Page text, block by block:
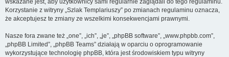
wskazane jest, aby użytkownicy sami regularnie zaglądali do tego regulaminu.
Korzystanie z witryny „Szlak Templariuszy” po zmianach regulaminu oznacza,
że akceptujesz te zmiany ze wszelkimi konsekwencjami prawnymi.
Nasze fora zwane też „one”, „ich”, „je”, „phpBB software”, „www.phpbb.com”,
„phpBB Limited”, „phpBB Teams” działają w oparciu o oprogramowanie
wykorzystujące technologię phpBB, która jest środowiskiem typu witryny